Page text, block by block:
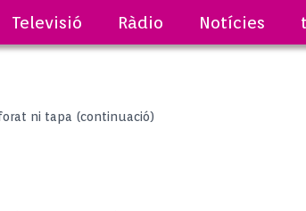
Televisió Ràdio Notícies
ni tapa (continuació)